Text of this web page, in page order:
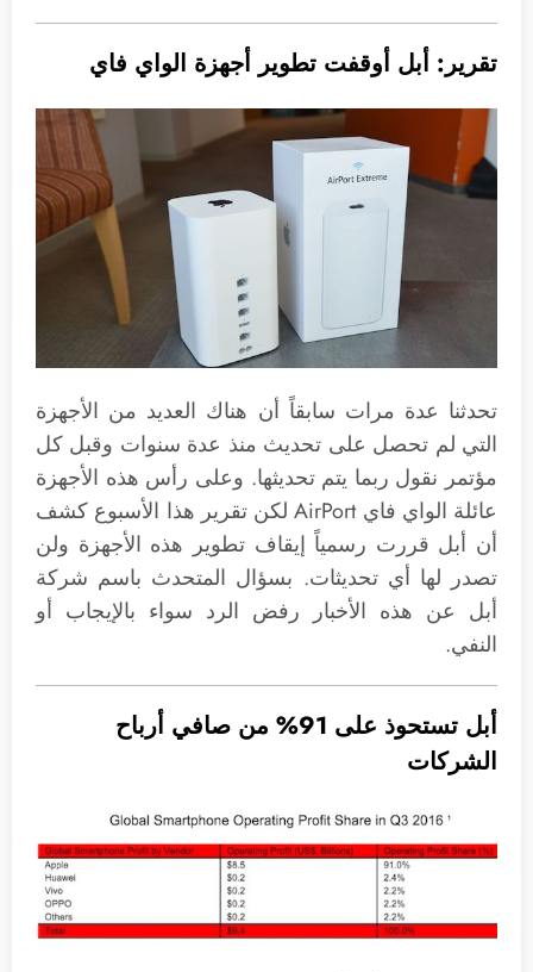
تقرير: أبل أوقفت تطوير أجهزة الواي فاي
تحدثنا عدة مرات سابقاً أن هناك العديد من الأجهزة
التي لم تحصل على تحديث منذ عدة سنوات وقبل كل
مؤتمر نقول ربما يتم تحديثها. وعلى رأس هذه الأجهزة
عائلة الواي فاي AirPort لكن تقرير هذا الأسبوع كشف
أن أبل قررت رسمياً إيقاف تطوير هذه الأجهزة ولن
تصدر لها أي تحديثات. بسؤال المتحدث باسم شركة
أبل عن هذه الأخبار رفض الرد سواء بالإيجاب أو
النفي.
أبل تستحوذ على 91% من صافي أرباح
الشركات